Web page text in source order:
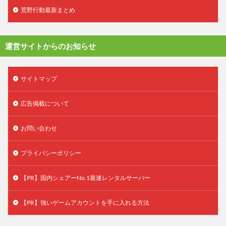
荒野行動最新まとめ
運営サイトからのお知らせ
サイトマップ
広告掲載について
お問い合わせ
プライバシーポリシー
【PR】国内シェアーNo.1最速レンタルサーバー
【PR】強いゲームアカウントを手に入れる方法